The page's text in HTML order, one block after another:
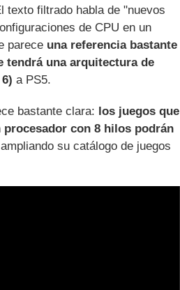
texto filtrado habla de "nuevos
de CPU en un
parece una referencia bastante
tendrá una arquitectura de
a PS5.
bastante clara: los juegos que
con 8 hilos podrán
ampliando su catálogo de juegos